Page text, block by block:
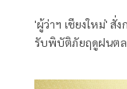
'ผู้ว่าฯ เชียงใหม่' สั่
รับพิบัติภัยฤดูฝนตล